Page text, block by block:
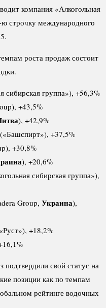
компания «Алкогольная
строчку международного
роста продаж состоит
сибирская группа»), +56,3%
+43,5%
), +42,9%
+37,5%
+30,8%
), +20,6%
сибирская группа»),
Group, Украина),
+18,2%
подтвердили свой статус на
позиции как по темпам
рейтинге водочных